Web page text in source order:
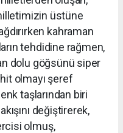
üstüne
kahraman
tehdidine rağmen,
dolu göğsünü siper
olmayı şeref
taşlarından biri
değiştirerek,
olmuş,